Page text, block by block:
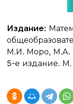
Издание:
М.И. Моро, М.А.
5-е издание.